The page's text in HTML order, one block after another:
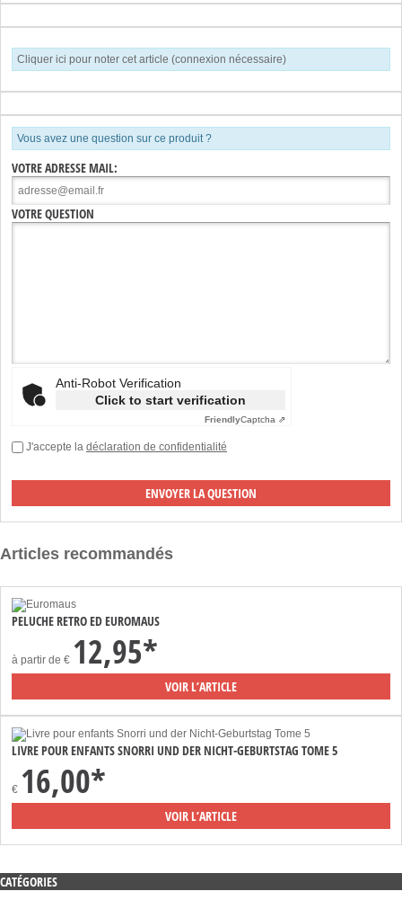
Cliquer ici pour noter cet article (connexion nécessaire)
Vous avez une question sur ce produit ?
VOTRE ADRESSE MAIL:
VOTRE QUESTION
Anti-Robot Verification
Click to start verification
FriendlyCaptcha ⇗
J'accepte la déclaration de confidentialité
Articles recommandés
PELUCHE RETRO ED EUROMAUS
à partir de € 12,95*
VOIR L’ARTICLE
LIVRE POUR ENFANTS SNORRI UND DER NICHT-GEBURTSTAG TOME 5
€ 16,00*
VOIR L’ARTICLE
CATÉGORIES